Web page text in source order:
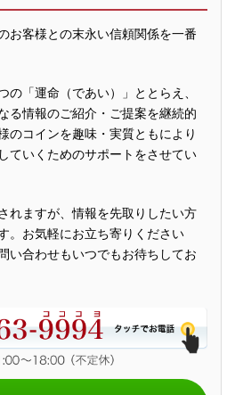
お客様との末永い信頼関係を一番
の「運命（であい）」ととらえ、
る情報のご紹介・ご提案を継続的
のコインを趣味・実質ともにより
ていくためのサポートをさせてい
れますが、情報を先取りしたい方
。お気軽にお立ち寄りください
い合わせもいつでもお待ちしてお